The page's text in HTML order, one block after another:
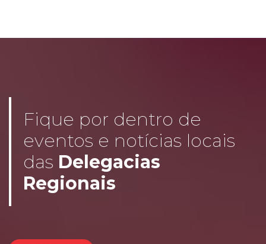
Fique por dentro de
eventos e notícias locais
das Delegacias
Regionais